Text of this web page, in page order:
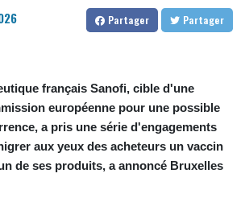
Partager Partager
français Sanofi, cible d'une
européenne pour une possible
a pris une série d'engagements
aux yeux des acheteurs un vaccin
de ses produits, a annoncé Bruxelles